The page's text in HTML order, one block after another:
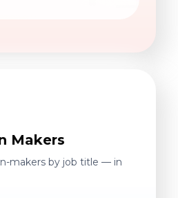
Makers
makers by job title — in